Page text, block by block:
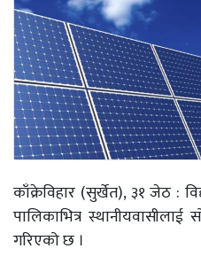
काँक्रेविहार (सुर्खेत), ३१ जेठ :
पालिकाभित्र
गरिएको छ ।